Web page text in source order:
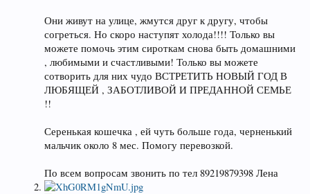
Они живут на улице, жмутся друг к другу, чтобы
согреться. Но скоро наступят холода!!!! Только вы
можете помочь этим сироткам снова быть домашними
, любимыми и счастливыми! Только вы можете
сотворить для них чудо ВСТРЕТИТЬ НОВЫЙ ГОД В
ЛЮБЯЩЕЙ , ЗАБОТЛИВОЙ И ПРЕДАННОЙ СЕМЬЕ
!!
Серенькая кошечка , ей чуть больше года, черненький
мальчик около 8 мес. Помогу перевозкой.
По всем вопросам звонить по тел 89219879398 Лена